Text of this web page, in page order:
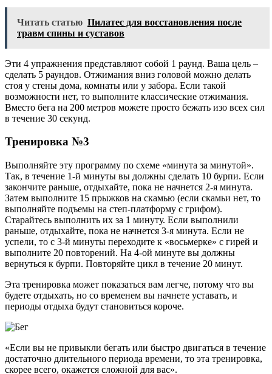
Читать статью Пилатес для восстановления после
травм спины и суставов
Эти 4 упражнения представляют собой 1 раунд. Ваша цель –
сделать 5 раундов. Отжимания вниз головой можно делать
стоя у стены дома, комнаты или у забора. Если такой
возможности нет, то выполните классические отжимания.
Вместо бега на 200 метров можете просто бежать изо всех сил
в течение 30 секунд.
Тренировка №3
Выполняйте эту программу по схеме «минута за минутой».
Так, в течение 1-й минуты вы должны сделать 10 бурпи. Если
закончите раньше, отдыхайте, пока не начнется 2-я минута.
Затем выполните 15 прыжков на скамью (если скамьи нет, то
выполняйте подъемы на степ-платформу с грифом).
Старайтесь выполнить их за 1 минуту. Если выполнили
раньше, отдыхайте, пока не начнется 3-я минута. Если не
успели, то с 3-й минуты переходите к «восьмерке» с гирей и
выполните 20 повторений. На 4-ой минуте вы должны
вернуться к бурпи. Повторяйте цикл в течение 20 минут.
Эта тренировка может показаться вам легче, потому что вы
будете отдыхать, но со временем вы начнете уставать, и
периоды отдыха будут становиться короче.
«Если вы не привыкли бегать или быстро двигаться в течение
достаточно длительного периода времени, то эта тренировка,
скорее всего, окажется сложной для вас».